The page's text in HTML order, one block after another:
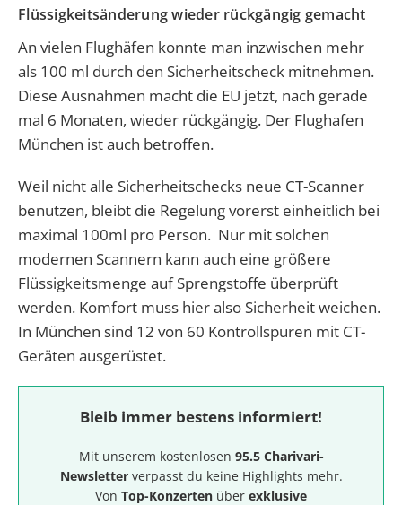
Flüssigkeitsänderung wieder rückgängig gemacht
An vielen Flughäfen konnte man inzwischen mehr
als 100 ml durch den Sicherheitscheck mitnehmen.
Diese Ausnahmen macht die EU jetzt, nach gerade
mal 6 Monaten, wieder rückgängig. Der Flughafen
München ist auch betroffen.
Weil nicht alle Sicherheitschecks neue CT-Scanner
benutzen, bleibt die Regelung vorerst einheitlich bei
maximal 100ml pro Person. Nur mit solchen
modernen Scannern kann auch eine größere
Flüssigkeitsmenge auf Sprengstoffe überprüft
werden. Komfort muss hier also Sicherheit weichen.
In München sind 12 von 60 Kontrollspuren mit CT-
Geräten ausgerüstet.
Bleib immer bestens informiert!
Mit unserem kostenlosen 95.5 Charivari-
Newsletterverpasst du keine Highlights mehr.
Von Top-Konzerten über exklusive